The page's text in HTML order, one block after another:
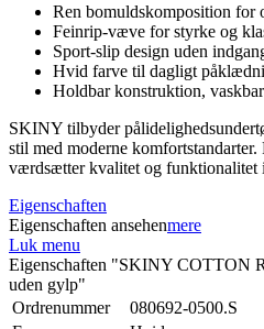
Ren bomuldskomposition
Feinrip-væve for styrke og
Sport-slip design uden
Hvid farve til dagligt
Holdbar konstruktion,
SKINY tilbyder
stil med moderne
værdsætter kvalitet og funktionalitet
Eigenschaften
Eigenschaften ansehenmere
Luk menu
Eigenschaften "SKINY COTTON
uden gylp"
Ordrenummer
080692-0500.S